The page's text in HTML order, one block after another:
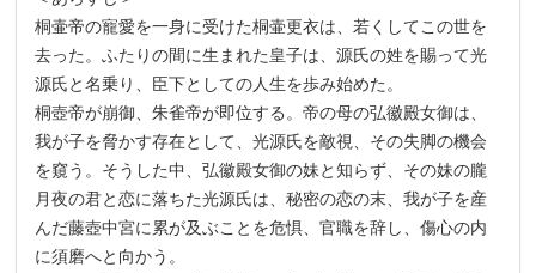
桐壷帝の寵愛を一身に受けた桐壷更衣は、若くしてこの世を
去った。ふたりの間に生まれた皇子は、源氏の姓を賜って光
源氏と名乗り、臣下としての人生を歩み始めた。
桐壺帝が崩御、朱雀帝が即位する。帝の母の弘徽殿女御は、
我が子を脅かす存在として、光源氏を敵視、その失脚の機会
を窺う。そうした中、弘徽殿女御の妹と知らず、その妹の朧
月夜の君と恋に落ちた光源氏は、秘密の恋の末、我が子を産
んだ藤壺中宮に累が及ぶことを危惧、官職を辞し、傷心の内
に須磨へと向かう。